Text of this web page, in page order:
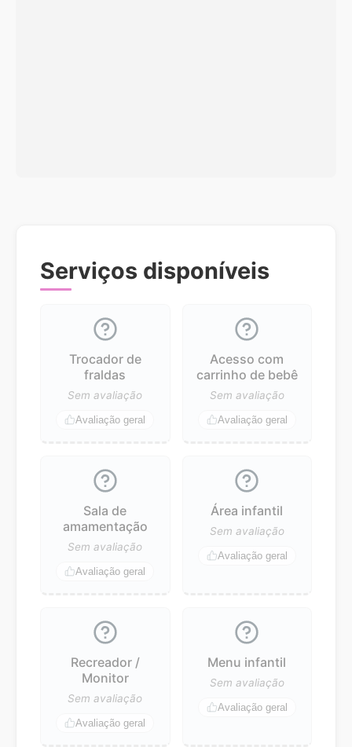
Serviços disponíveis
Trocador de
fraldas
Sem avaliação
Avaliação geral
Acesso com
carrinho de bebê
Sem avaliação
Avaliação geral
Sala de
amamentação
Sem avaliação
Avaliação geral
Área infantil
Sem avaliação
Avaliação geral
Recreador /
Monitor
Sem avaliação
Avaliação geral
Menu infantil
Sem avaliação
Avaliação geral